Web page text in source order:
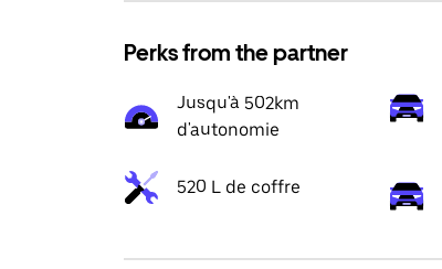
Perks from the partner
Jusqu'à 502km
d'autonomie
520 L de coffre